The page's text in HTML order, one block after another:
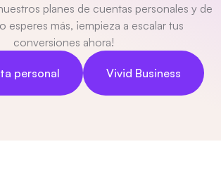
planes de cuentas personales y de
esperes más, ¡empieza a escalar tus
conversiones ahora!
personal Vivid Business